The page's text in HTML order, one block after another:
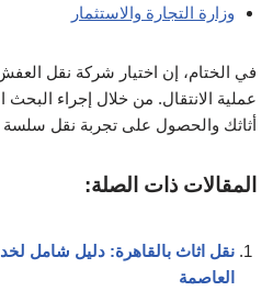
وزارة التجارة والاستثمار
في الختام، إن اختيار شركة نقل
عملية الانتقال. من خلال إجراء
أثاثك والحصول على تجربة نقل سلسة
المقالات ذات الصلة:
نقل اثاث بالقاهرة: دليل شامل
العاصمة